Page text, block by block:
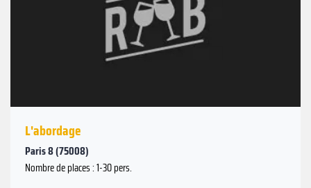
L'abordage
Paris 8 (75008)
Nombre de places : 1-30 pers.